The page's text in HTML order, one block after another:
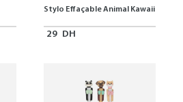
Stylo Effaçable Animal Kawaii
29 DH